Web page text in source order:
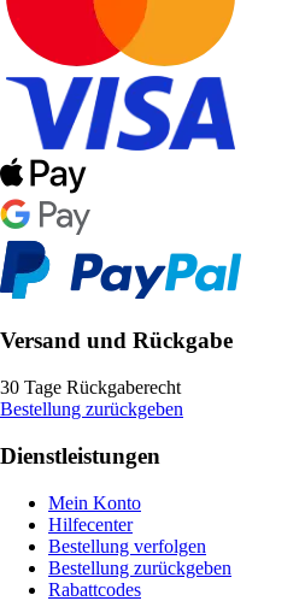
Versand und Rückgabe
30 Tage Rückgaberecht
Bestellung zurückgeben
Dienstleistungen
Mein Konto
Hilfecenter
Bestellung verfolgen
Bestellung zurückgeben
Rabattcodes